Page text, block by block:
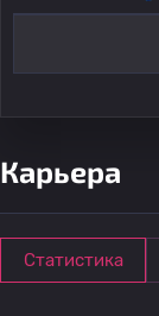
Карьера
Статистика